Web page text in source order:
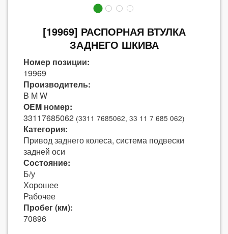
[19969] РАСПОРНАЯ ВТУЛКА
ЗАДНЕГО ШКИВА
Номер позиции:
19969
Производитель:
B M W
OEM номер:
33117685062 (3311 7685062, 33 11 7 685 062)
Категория:
Привод заднего колеса, система подвески
задней оси
Состояние:
Б/у
Хорошее
Рабочее
Пробег (км):
70896